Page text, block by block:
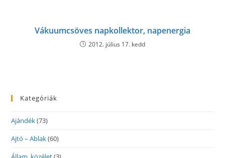
Vákuumcsöves napkollektor, napenergia
2012. július 17. kedd
Kategóriák
Ajándék(73)
Ajtó – Ablak(60)